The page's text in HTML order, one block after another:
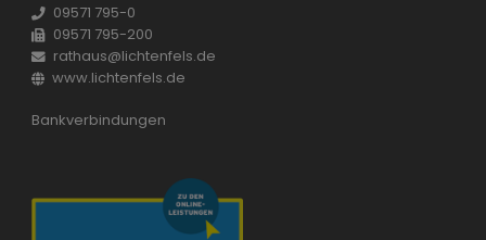
09571 795-0
09571 795-200
rathaus@lichtenfels.de
www.lichtenfels.de
Bankverbindungen